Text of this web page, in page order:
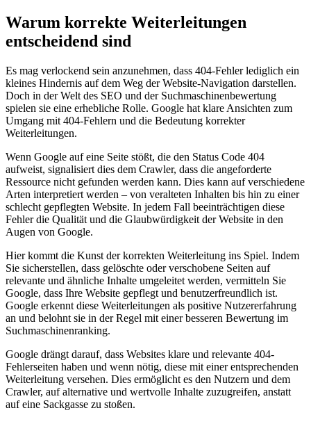
Warum korrekte Weiterleitungen
entscheidend sind
Es mag verlockend sein anzunehmen, dass 404-Fehler lediglich ein
kleines Hindernis auf dem Weg der Website-Navigation darstellen.
Doch in der Welt des SEO und der Suchmaschinenbewertung
spielen sie eine erhebliche Rolle. Google hat klare Ansichten zum
Umgang mit 404-Fehlern und die Bedeutung korrekter
Weiterleitungen.
Wenn Google auf eine Seite stößt, die den Status Code 404
aufweist, signalisiert dies dem Crawler, dass die angeforderte
Ressource nicht gefunden werden kann. Dies kann auf verschiedene
Arten interpretiert werden – von veralteten Inhalten bis hin zu einer
schlecht gepflegten Website. In jedem Fall beeinträchtigen diese
Fehler die Qualität und die Glaubwürdigkeit der Website in den
Augen von Google.
Hier kommt die Kunst der korrekten Weiterleitung ins Spiel. Indem
Sie sicherstellen, dass gelöschte oder verschobene Seiten auf
relevante und ähnliche Inhalte umgeleitet werden, vermitteln Sie
Google, dass Ihre Website gepflegt und benutzerfreundlich ist.
Google erkennt diese Weiterleitungen als positive Nutzererfahrung
an und belohnt sie in der Regel mit einer besseren Bewertung im
Suchmaschinenranking.
Google drängt darauf, dass Websites klare und relevante 404-
Fehlerseiten haben und wenn nötig, diese mit einer entsprechenden
Weiterleitung versehen. Dies ermöglicht es den Nutzern und dem
Crawler, auf alternative und wertvolle Inhalte zuzugreifen, anstatt
auf eine Sackgasse zu stoßen.